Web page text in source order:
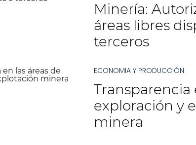
Minería:
áreas libres
terceros
ECONOMIA Y PRODUCCIÓN
Transparencia
exploración y
minera